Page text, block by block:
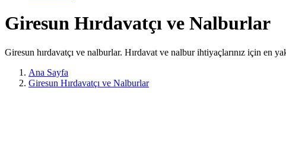
Giresun Hırdavatçı ve Nalburlar
Giresun hırdavatçı ve nalburlar. Hırdavat ve nalbur ihtiyaçlarınız için en
Ana Sayfa
Giresun Hırdavatçı ve Nalburlar